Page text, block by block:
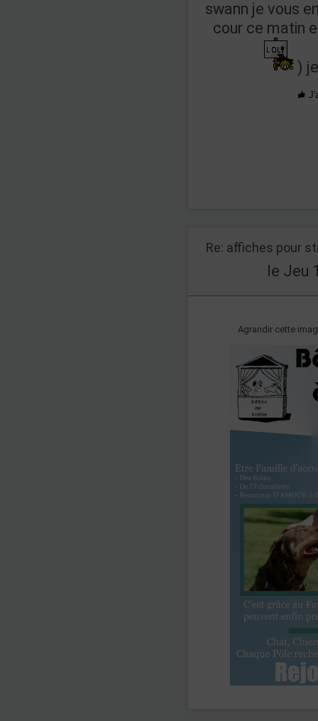
swann je vous
cour ce matin
)
Re: affiches pour
le Jeu
Agrandir cette